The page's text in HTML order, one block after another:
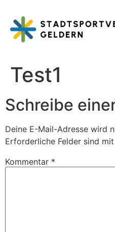
Test1
Schreibe
Deine E-Mail-Adresse wird
Erforderliche Felder sind mit
Kommentar *